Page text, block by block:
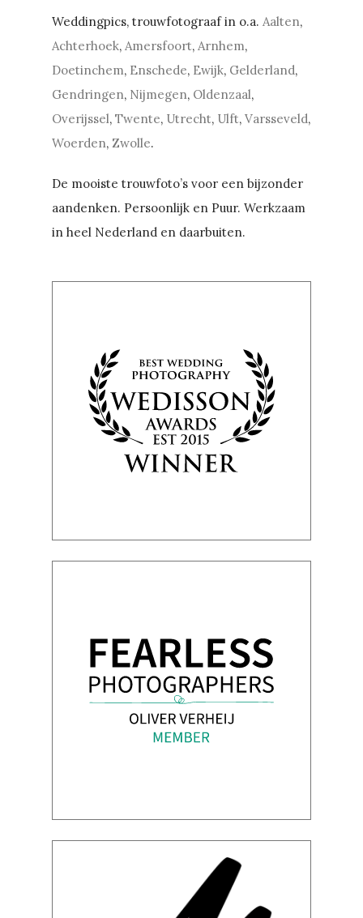
Weddingpics, trouwfotograaf in o.a.Aalten,
Achterhoek,Amersfoort,Arnhem,
Doetinchem, Enschede, Ewijk, Gelderland,
Gendringen, Nijmegen, Oldenzaal,
Overijssel,Twente, Utrecht, Ulft,Varsseveld,
Woerden, Zwolle.
De mooiste trouwfoto’s voor een bijzonder
aandenken. Persoonlijk en Puur. Werkzaam
in heel Nederland en daarbuiten.